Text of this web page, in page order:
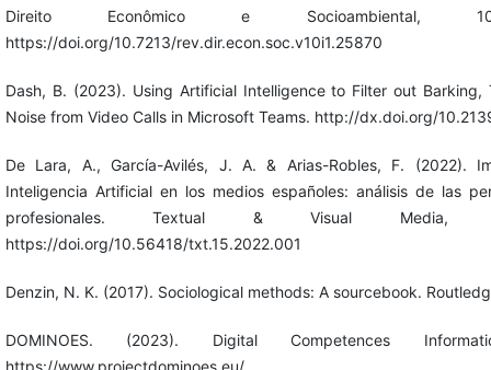
Direito Econômico e Socioambiental,
https://doi.org/10.7213/rev.dir.econ.soc.v10i1.25870
Dash, B. (2023). Using Artificial Intelligence to Filter out Barking,
Noise from Video Calls in Microsoft Teams. http://dx.doi.org/
De Lara, A., García-Avilés, J. A. & Arias-Robles, F. (2022).
Inteligencia Artificial en los medios españoles: análisis de las
profesionales. Textual & Visual Media,
https://doi.org/10.56418/txt.15.2022.001
Denzin, N. K. (2017). Sociological methods: A sourcebook.
DOMINOES. (2023). Digital Competences